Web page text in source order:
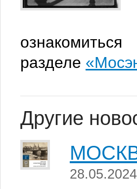
разделе
Другие